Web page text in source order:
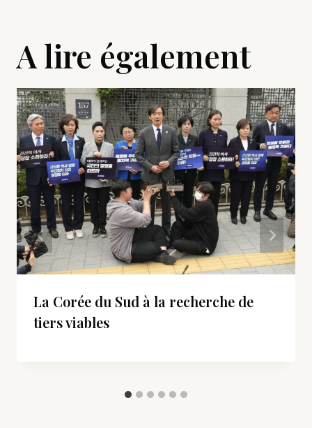
A lire également
La Corée du Sud à la recherche de
tiers viables